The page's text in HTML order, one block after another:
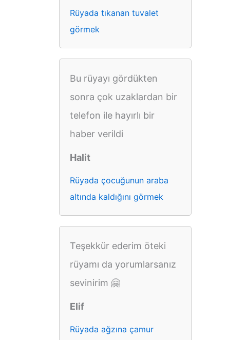
Rüyada tıkanan tuvalet
görmek
Bu rüyayı gördükten
sonra çok uzaklardan bir
telefon ile hayırlı bir
haber verildi
Halit
Rüyada çocuğunun araba
altında kaldığını görmek
Teşekkür ederim öteki
rüyamı da yorumlarsanız
sevinirim 🤗
Elif
Rüyada ağzına çamur